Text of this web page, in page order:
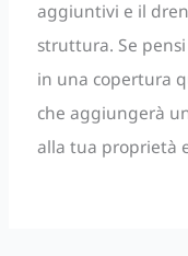
aggiuntivi e il
struttura. Se
in una copertura
che aggiungerà
alla tua proprietà